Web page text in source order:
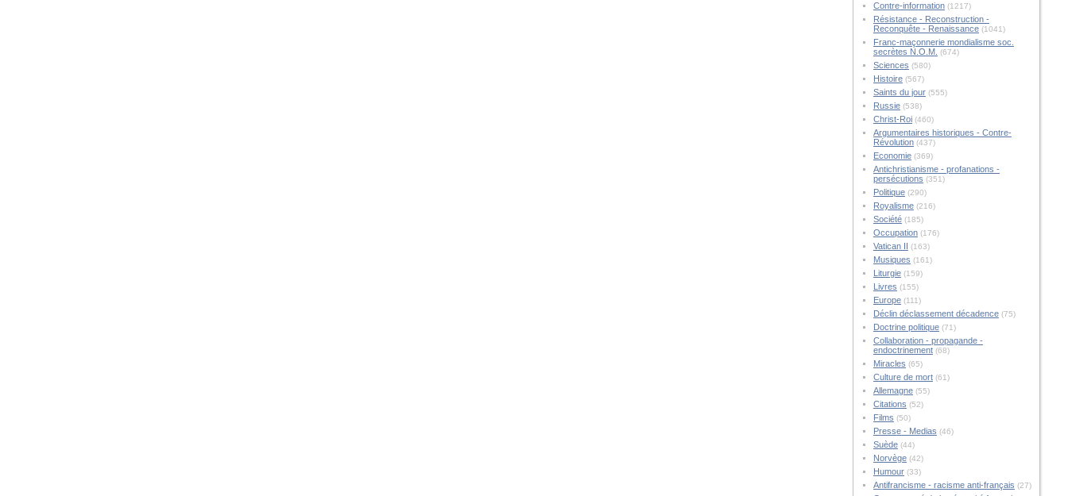
Contre-information(1217)
Résistance - Reconstruction -
Reconquête - Renaissance(1041)
Franc-maçonnerie mondialisme soc.
secrètes N.O.M. (674)
Sciences (580)
Histoire(567)
Saints du jour(555)
Russie(538)
Christ-Roi(460)
Argumentaires historiques - Contre-
Révolution(437)
Economie(369)
Antichristianisme - profanations -
persécutions (351)
Politique(290)
Royalisme(216)
Société(185)
Occupation(176)
Vatican II (163)
Musiques (161)
Liturgie(159)
Livres (155)
Europe(111)
Déclin déclassement décadence(75)
Doctrine politique(71)
Collaboration - propagande -
endoctrinement(68)
Miracles (65)
Culture de mort(61)
Allemagne(55)
Citations (52)
Films (50)
Presse - Medias (46)
Suède(44)
Norvège(42)
Humour(33)
Antifrancisme - racisme anti-français (27)